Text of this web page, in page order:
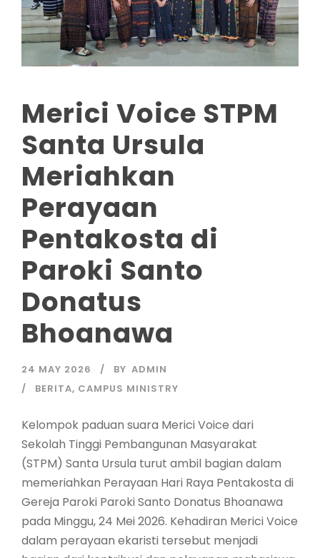
Merici Voice STPM
Santa Ursula
Meriahkan
Perayaan
Pentakosta di
Paroki Santo
Donatus
Bhoanawa
24 MAY 2026 BY ADMIN
BERITA, CAMPUS MINISTRY
Kelompok paduan suara Merici Voice dari
Sekolah Tinggi Pembangunan Masyarakat
(STPM) Santa Ursula turut ambil bagian dalam
memeriahkan Perayaan Hari Raya Pentakosta di
Gereja Paroki Paroki Santo Donatus Bhoanawa
pada Minggu, 24 Mei 2026. Kehadiran Merici Voice
dalam perayaan ekaristi tersebut menjadi